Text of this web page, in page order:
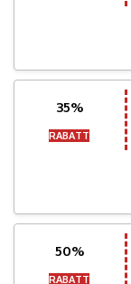
35%
RABATT
50%
RABATT